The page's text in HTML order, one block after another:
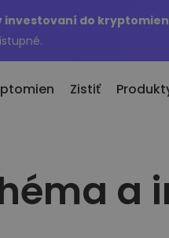
do kryptomien
Posledné
Novo
Zistiť
a predaj kryptomien
viac ako 300 kryptomien